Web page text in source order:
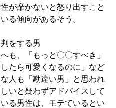
が靡かないと怒り出すこと
る傾向があるそう。
をする男
も、「もっと〇〇すべき」
たら可愛くなるのに」など
人も「勘違い男」と思われ
いと疑わずアドバイスして
る男性は、モテているとい